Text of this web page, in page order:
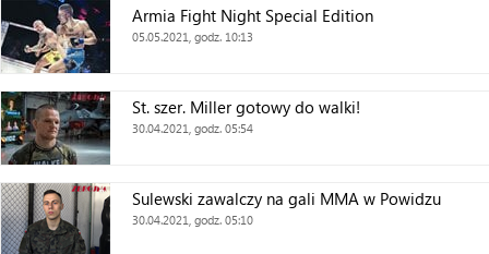
Armia Fight Night Special Edition
05.05.2021, godz. 10:13
St. szer. Miller gotowy do walki!
30.04.2021, godz. 05:54
Sulewski zawalczy na gali MMA w Powidzu
30.04.2021, godz. 05:10